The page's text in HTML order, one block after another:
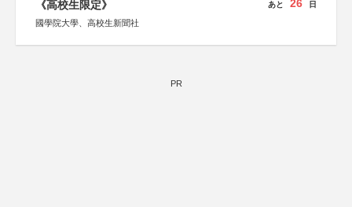
《高校生限定》
國學院大學、高校生新聞社
あと 26 日
PR